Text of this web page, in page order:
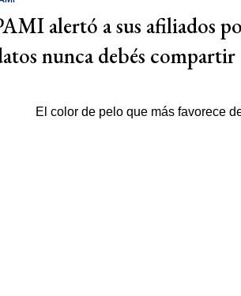
alertó a sus afiliados
nunca debés compartir